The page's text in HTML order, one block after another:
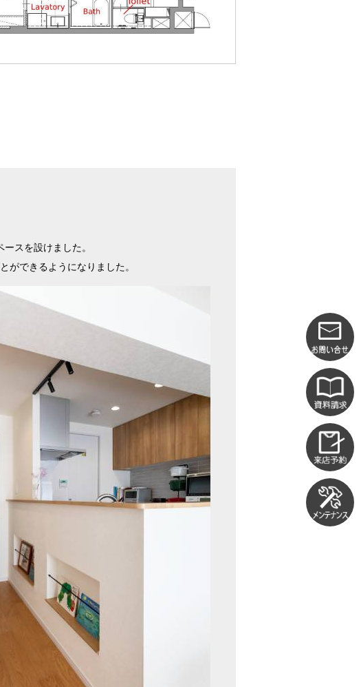
スを設けました。
ができるようになりました。